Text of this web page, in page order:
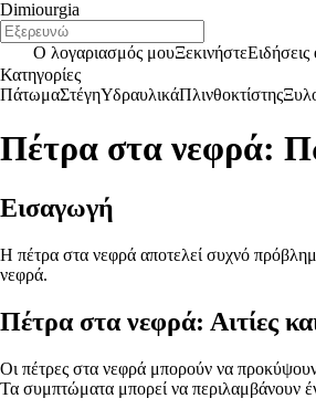
Dimiourgia
Ο λογαριασμός μουΞεκινήστεΕιδήσεις
Κατηγορίες
ΠάτωμαΣτέγηΥδραυλικάΠλινθοκτίστης
Πέτρα στα νεφρά:
Εισαγωγή
Η πέτρα στα νεφρά αποτελεί συχνό
νεφρά.
Πέτρα στα νεφρά: Αιτίες
Οι πέτρες στα νεφρά μπορούν να
Τα συμπτώματα μπορεί να περιλαμβάνουν